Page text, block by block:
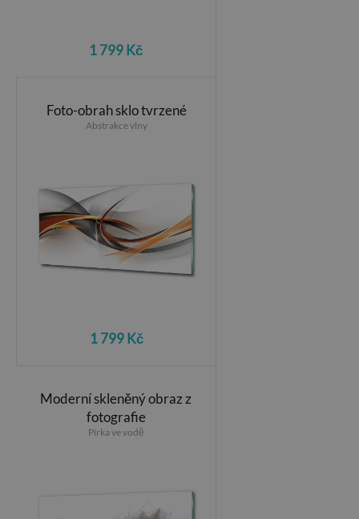
1 799 Kč
Foto-obrah sklo tvrzené
Abstrakce vlny
1 799 Kč
Moderní skleněný obraz z
fotografie
Pírka ve vodě